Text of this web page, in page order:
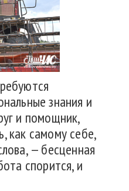
знания и
и помощник,
как самому себе,
— бесценная
спорится, и